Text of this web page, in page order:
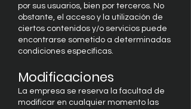
por sus usuarios, bien por terceros. No
obstante, el acceso y la utilización de
ciertos contenidos y/o servicios puede
encontrarse sometido a determinadas
condiciones específicas.
Modificaciones
La empresa se reserva la facultad de
modificar en cualquier momento las